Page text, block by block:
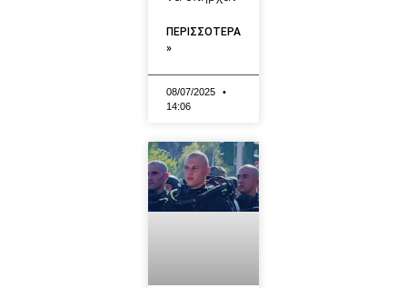
ΠΕΡΙΣΣΟΤΕΡΑ
»
08/07/2025
14:06